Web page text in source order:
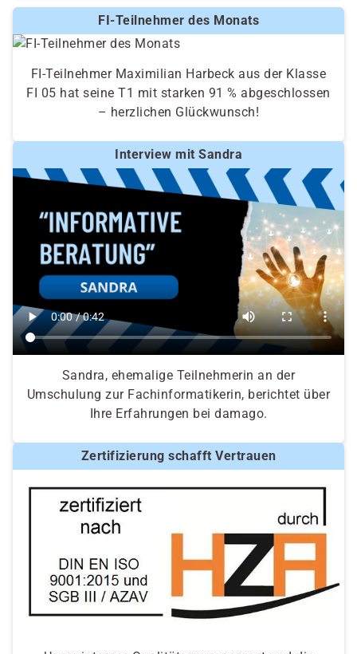
FI-Teilnehmer des Monats
FI-Teilnehmer Maximilian Harbeck aus der Klasse
FI 05 hat seine T1 mit starken 91 % abgeschlossen
– herzlichen Glückwunsch!
Interview mit Sandra
Sandra, ehemalige Teilnehmerin an der
Umschulung zur Fachinformatikerin, berichtet über
Ihre Erfahrungen bei damago.
Zertifizierung schafft Vertrauen